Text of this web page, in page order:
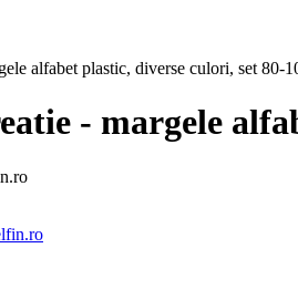
- margele